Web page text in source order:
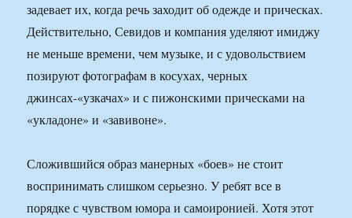
задевает их, когда речь заходит об одежде и прическах.
Действительно, Севидов и компания уделяют имиджу
не меньше времени, чем музыке, и с удовольствием
позируют фотографам в косухах, черных
джинсах-«узкачах» и с пижонскими прическами на
«укладоне» и «завивоне».
Сложившийся образ манерных «боев» не стоит
воспринимать слишком серьезно. У ребят все в
порядке с чувством юмора и самоиронией. Хотя этот